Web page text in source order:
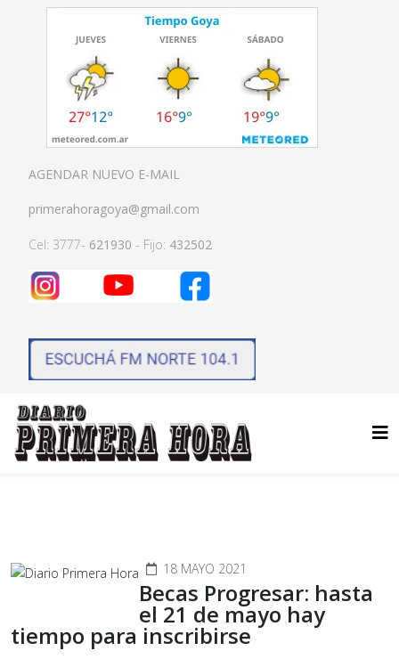
AGENDAR NUEVO E-MAIL
primerahoragoya@gmail.com
Cel: 3777- 621930 - Fijo: 432502
18 MAYO 2021
Becas Progresar: hasta
el 21 de mayo hay
tiempo para inscribirse